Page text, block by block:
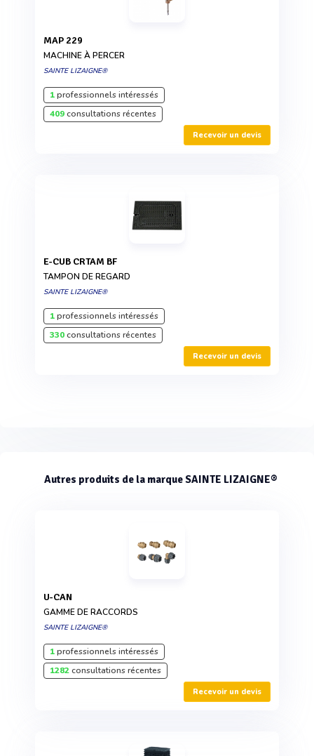
MAP 229
MACHINE À PERCER
SAINTE LIZAIGNE®
1professionnels intéressés
409consultations récentes
Recevoir un devis
E-CUB CRTAM BF
TAMPON DE REGARD
SAINTE LIZAIGNE®
1professionnels intéressés
330consultations récentes
Recevoir un devis
Autres produits de la marque SAINTE LIZAIGNE®
U-CAN
GAMME DE RACCORDS
SAINTE LIZAIGNE®
1professionnels intéressés
1282consultations récentes
Recevoir un devis